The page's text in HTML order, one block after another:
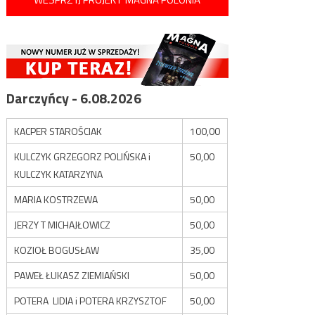
Darczyńcy - 6.08.2026
KACPER STAROŚCIAK
100,00
KULCZYK GRZEGORZ POLIŃSKA i
KULCZYK KATARZYNA
50,00
MARIA KOSTRZEWA
50,00
JERZY T MICHAJŁOWICZ
50,00
KOZIOŁ BOGUSŁAW
35,00
PAWEŁ ŁUKASZ ZIEMIAŃSKI
50,00
POTERA LIDIA i POTERA KRZYSZTOF
50,00